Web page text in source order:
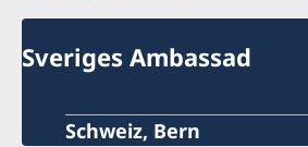
Sveriges Ambassad
Schweiz, Bern